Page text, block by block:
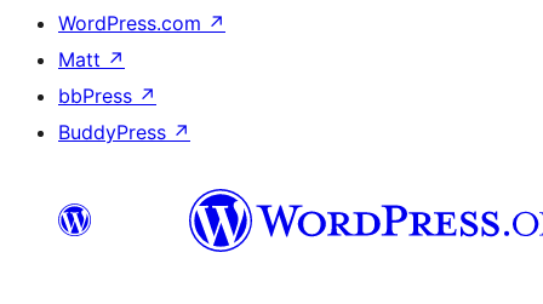
WordPress.com ↗
Matt ↗
bbPress ↗
BuddyPress ↗